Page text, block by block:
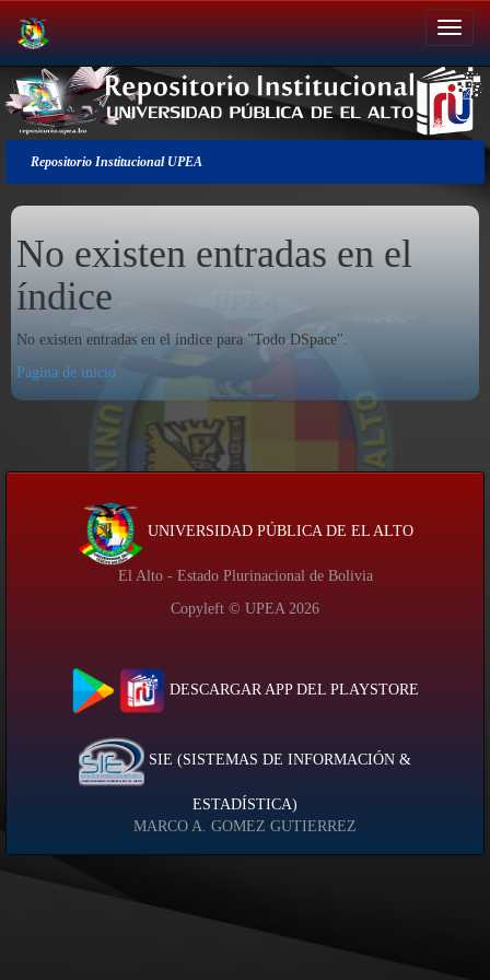
Salir
de
la
navegación
Repositorio Institucional UPEA
No existen entradas en el
índice
No existen entradas en el índice para "Todo DSpace".
Página de inicio
UNIVERSIDAD PÚBLICA DE EL ALTO
El Alto - Estado Plurinacional de Bolivia
Copyleft © UPEA 2026
DESCARGAR APP DEL PLAYSTORE
SIE (SISTEMAS DE INFORMACIÓN &
ESTADÍSTICA)
MARCO A. GOMEZ GUTIERREZ